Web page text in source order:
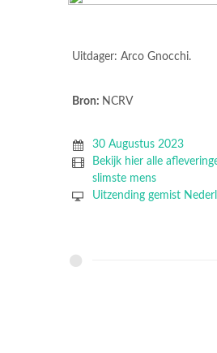
Uitdager: Arco Gnocchi.
Bron: NCRV
30 Augustus 2023
Bekijk hier alle
slimste mens
Uitzending gemist